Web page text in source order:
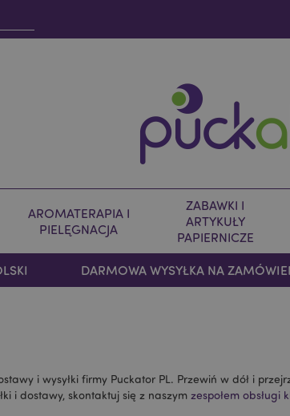
AROMATERAPIA I
PIELĘGNACJA
ZABAWKI I
ARTYKUŁY
PAPIERNICZE
DARMOWA WYSYŁKA NA
i wysyłki firmy Puckator PL. Przewiń w dół i
i dostawy, skontaktuj się z naszym zespołem obsługi